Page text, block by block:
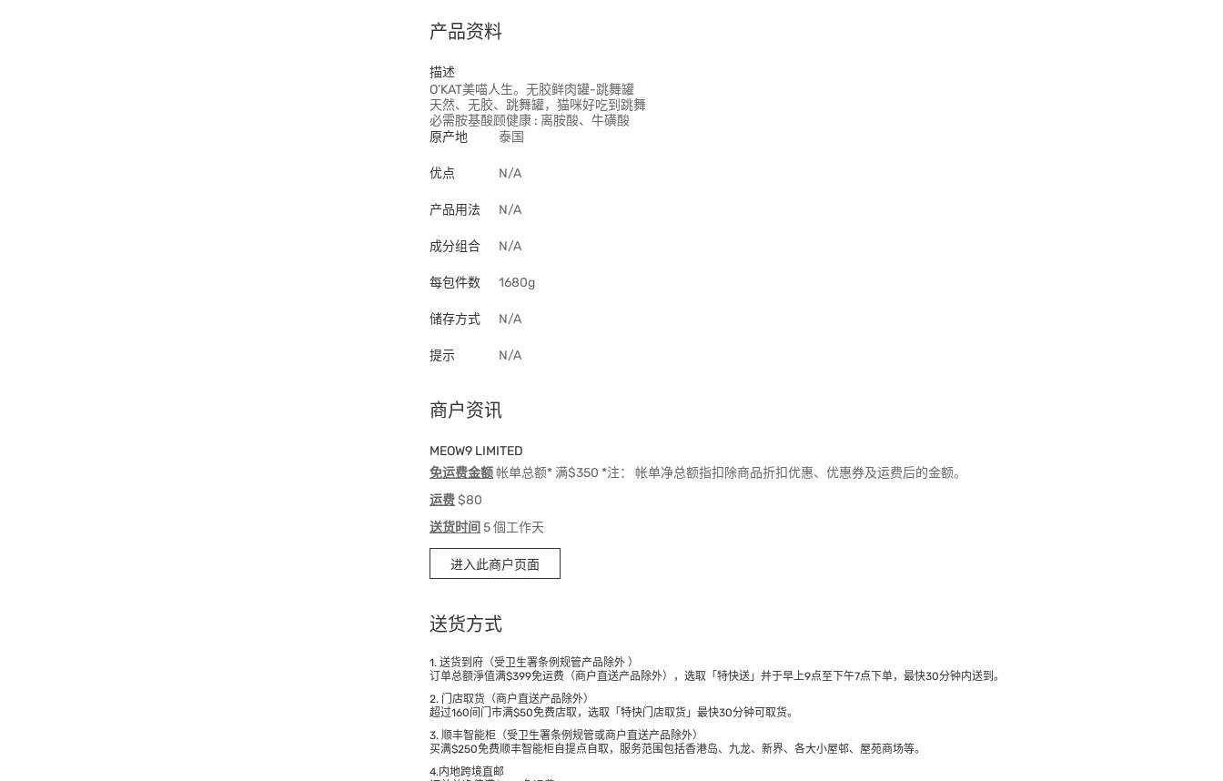
产品资料
描述
O’KAT美喵人生。无胶鲜肉罐-跳舞罐
天然、无胶、跳舞罐，猫咪好吃到跳舞
必需胺基酸顾健康 : 离胺酸、牛磺酸
原产地
泰国
优点 N/A
产品用法 N/A
成分组合 N/A
每包件数 1680g
储存方式 N/A
提示 N/A
商户资讯
MEOW9 LIMITED
免运费金额帐单总额* 满$350 *注： 帐单净总额指扣除商品折扣优惠、优惠券及运费后的金额。
运费$80
送货时间 5 個工作天
进入此商户页面
送货方式
1. 送货到府（受卫生署条例规管产品除外 ）
订单总额淨值满$399免运费（商户直送产品除外），选取「特快送」并于早上9点至下午7点下单，最快30分钟内送到​。
2. 门店取货（商户直送产品除外）
超过160间门市满$50免费店取，选取「特快门店取货」最快30分钟可取货。
3. 顺丰智能柜（受卫生署条例规管或商户直送产品除外）
买满$250免费顺丰智能柜自提点自取，服务范围包括香港岛、九龙、新界、各大小屋邨、屋苑商场等。
4.内地跨境直邮